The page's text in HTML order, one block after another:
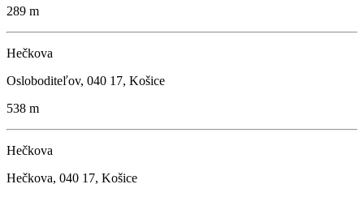
289 m
Hečkova
Osloboditeľov, 040 17, Košice
538 m
Hečkova
Hečkova, 040 17, Košice